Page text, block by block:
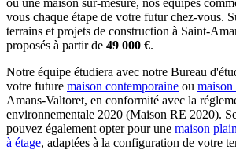
vous chaque étape de votre futur chez-vous.
terrains et projets de construction à Saint-
proposés à partir de 49 000 €.
Notre équipe étudiera avec notre Bureau
votre future maison contemporaine ou
Amans-Valtoret, en conformité avec la
environnementale 2020 (Maison RE 2020).
pouvez également opter pour une maison
à étage, adaptées à la configuration de votre